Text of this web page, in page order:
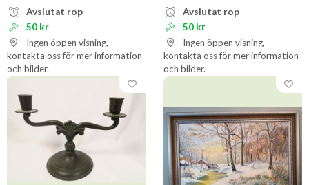
Avslutat rop
50 kr
Ingen öppen visning,
kontakta oss för mer information
och bilder.
Avslutat rop
50 kr
Ingen öppen visning,
kontakta oss för mer information
och bilder.